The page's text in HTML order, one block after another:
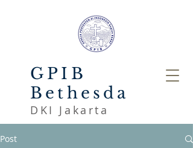
GPIB
Bethesda
DKI Jakarta
Post